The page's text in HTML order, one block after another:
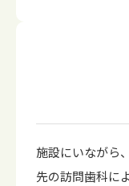
施設にいながら
先の訪問歯科に